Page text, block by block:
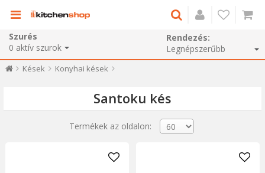
Szurés
0 aktív szurok
Rendezés:
Kések Konyhai kések
Santoku kés
Termékek az oldalon: